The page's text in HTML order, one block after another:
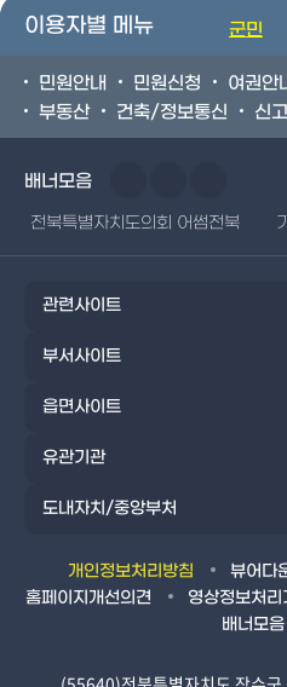
이용자별 메뉴 군민
민원안내 민원신청 여권안
부동산
건축/정보통신 신
배너모음
전북특별자치도의회 어썸전북
관련사이트
부서사이트
읍면사이트
유관기관
도내자치/중앙부처
개인정보처리방침 뷰어다
홈페이지개선의견
영상정보처
배너모음